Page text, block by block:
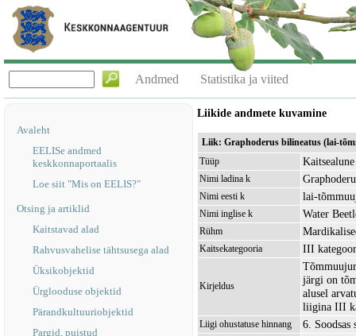
Andmed Statistika ja viited
Avaleht
EELISe andmed
keskkonnaportaalis
Loe siit "Mis on EELIS?"
Otsing ja artiklid
Kaitstavad alad
Rahvusvahelise tähtsusega alad
Üksikobjektid
Ürglooduse objektid
Pärandkultuuriobjektid
Pargid, puistud
Liikide andmete kuvamine
Liik: Graphoderus bilineatus (lai-
Tüüp
Nimi ladina k
Nimi eesti k lai-
Nimi inglise k Water
Rühm
Kaitsekategooria III
Kirjeldus
järgi on
alusel
liigina III
Liigi ohustatuse hinnang 6. Soodsas